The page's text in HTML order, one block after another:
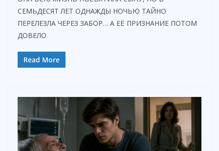
СЕМЬДЕСЯТ ЛЕТ ОДНАЖДЫ НОЧЬЮ ТАЙНО
ПЕРЕЛЕЗЛА ЧЕРЕЗ ЗАБОР… А ЕЁ ПРИЗНАНИЕ ПОТОМ
ДОВЕЛО
Read More